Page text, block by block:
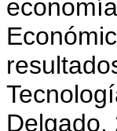
Delgado,